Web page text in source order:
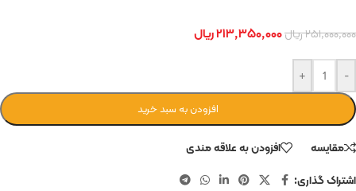
۲۵۱,۰۰۰,۰۰۰ریال۲۱۳,۳۵۰,۰۰۰ریال
-
+
افزودن به سبد خرید
مقایسه
افزودن به علاقه مندی
اشتراک گذاری: